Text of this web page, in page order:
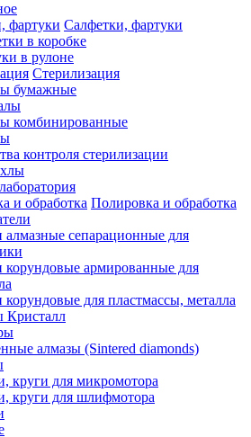
Салфетки, фартуки
в коробке
в рулоне
Стерилизация
бумажные
комбинированные
контроля стерилизации
Полировка и обработка
алмазные сепарационные для
корундовые армированные для
корундовые для пластмассы, металла
Кристалл
алмазы (Sintered diamonds)
круги для микромотора
круги для шлифмотора